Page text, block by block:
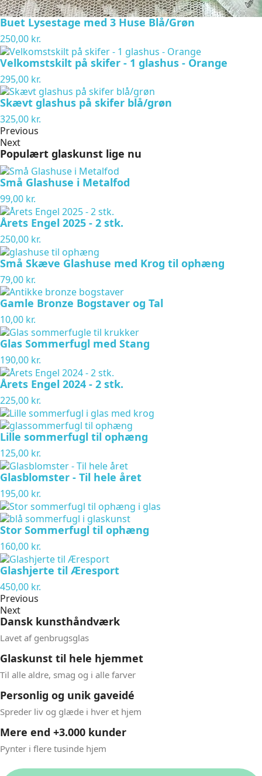
Buet Lysestage med 3 Huse Blå/Grøn
250,00 kr.
Velkomstskilt på skifer - 1 glashus - Orange
295,00 kr.
Skævt glashus på skifer blå/grøn
325,00 kr.
Previous
Next
Populært glaskunst lige nu
Små Glashuse i Metalfod
99,00 kr.
Årets Engel 2025 - 2 stk.
250,00 kr.
Små Skæve Glashuse med Krog til ophæng
79,00 kr.
Gamle Bronze Bogstaver og Tal
10,00 kr.
Glas Sommerfugl med Stang
190,00 kr.
Årets Engel 2024 - 2 stk.
225,00 kr.
Lille sommerfugl til ophæng
125,00 kr.
Glasblomster - Til hele året
195,00 kr.
Stor Sommerfugl til ophæng
160,00 kr.
Glashjerte til Æresport
450,00 kr.
Previous
Next
Dansk kunsthåndværk​
Lavet af genbrugsglas​
Glaskunst til hele hjemmet​
Til alle aldre, smag og i alle farver​
Personlig og unik gaveidé​
Spreder liv og glæde i hver et hjem ​
Mere end +3.000 kunder
Pynter i flere tusinde hjem